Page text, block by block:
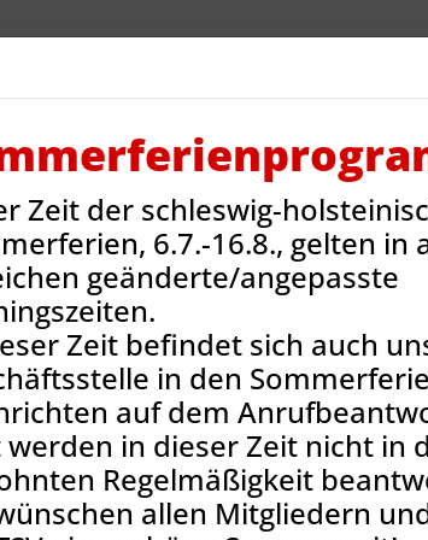
Onlineshop
als Übungsleiter/Trainer Handball: TrainerIn/
Zeit der schleswig-
6.7.-16.8., gelten in
geänderte/angepasste
Zeit befindet sich auch
in den
auf dem
werden in dieser Zeit nicht in
Regelmäßigkeit
allen Mitgliedern